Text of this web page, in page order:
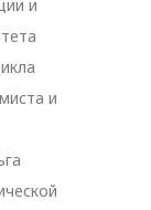
и
и